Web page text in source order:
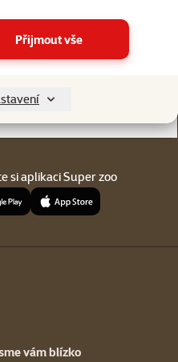
Přijmout vše
jsme vám blízko
si aplikaci Super zoo
vám blízko